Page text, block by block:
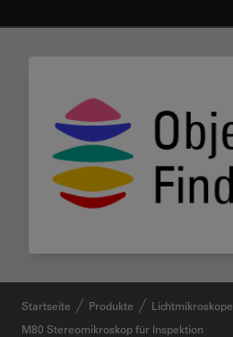
Startseite Produkte Lichtmikroskope
M80 Stereomikroskop für Inspektion